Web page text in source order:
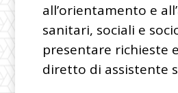
all’orientamento e
sanitari, sociali e
presentare richieste
diretto di assistente